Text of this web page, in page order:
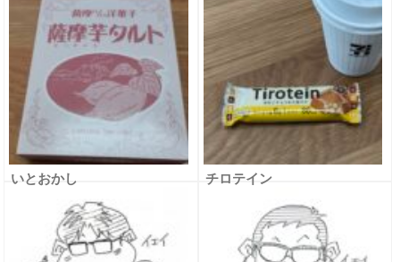
いとおかし チロテイン